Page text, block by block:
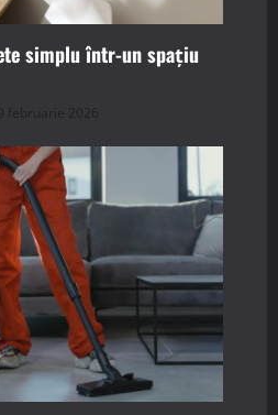
simplu într-un spațiu
februarie 2026